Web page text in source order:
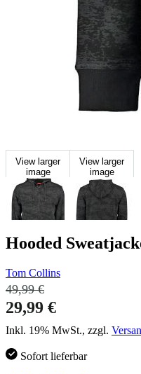
View larger
image
View larger
image
Hooded
Tom Collins
49,99 €
29,99 €
Inkl. 19% MwSt., zzgl.
Sofort lieferbar